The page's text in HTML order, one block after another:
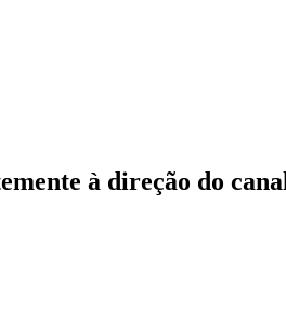
à direção do canal